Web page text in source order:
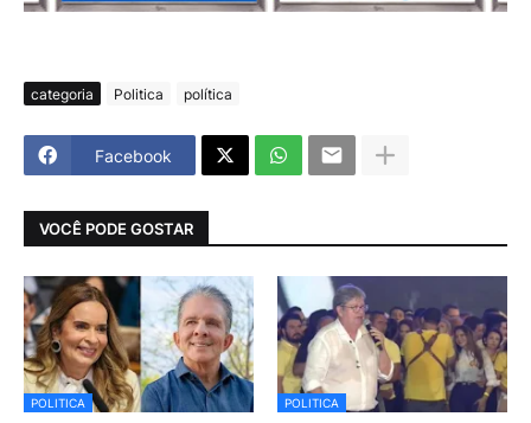
categoria Politica política
Facebook
VOCÊ PODE GOSTAR
POLITICA POLITICA